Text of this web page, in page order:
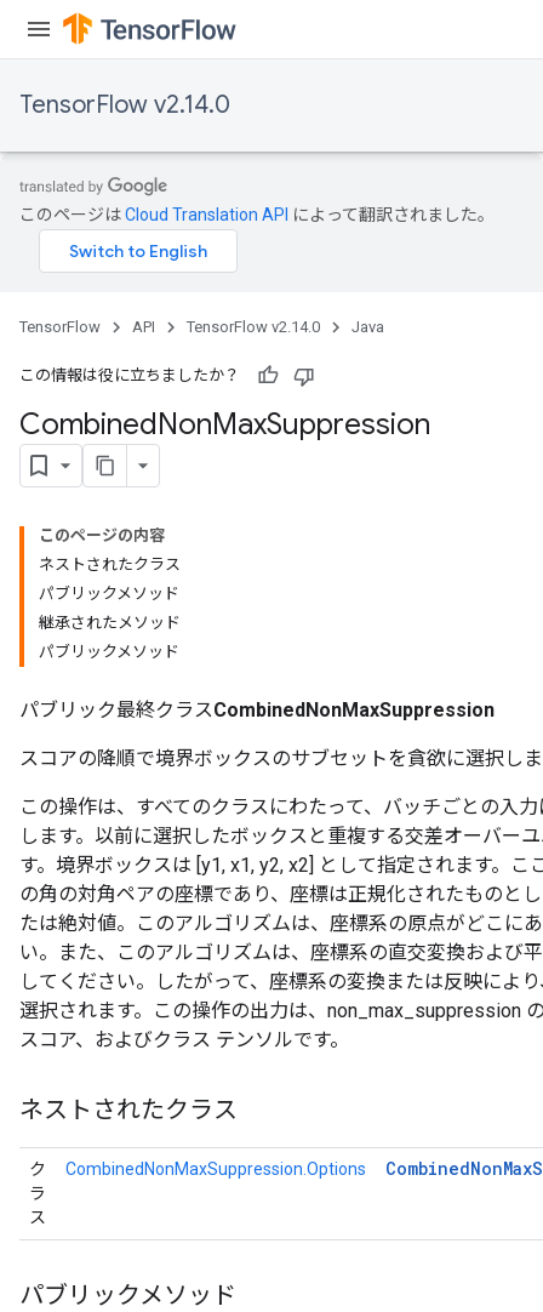
TensorFlow v2.14.0
このページはCloud Translation API によって翻訳されました。
TensorFlow API TensorFlow v2.14.0 Java
この情報は役に立ちましたか？
CombinedNonMaxSuppression
このページの内容
ネストされたクラス
パブリックメソッド
継承されたメソッド
パブリックメソッド
パブリック最終クラスCombinedNonMaxSuppression
スコアの降順で境界ボックスのサブセットを貪欲に選択し
この操作は、すべてのクラスにわたって、バッチごとの入
します。以前に選択したボックスと重複する交差オーバー
す。境界ボックスは [y1, x1, y2, x2] として指定されます。こ
の角の対角ペアの座標であり、座標は正規化されたものと
たは絶対値。このアルゴリズムは、座標系の原点がどこに
い。また、このアルゴリズムは、座標系の直交変換および
してください。したがって、座標系の変換または反映によ
選択されます。この操作の出力は、non_max_suppression
スコア、およびクラス テンソルです。
ネストされたクラス
ク
ラ
ス
CombinedNonMaxSuppression.Options CombinedNonMax
パブリックメソッド